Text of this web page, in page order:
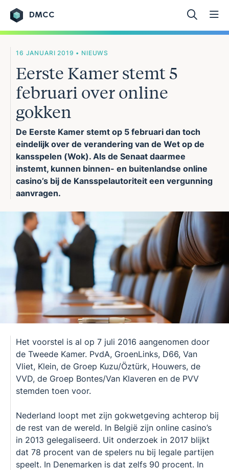
DMCC
16 JANUARI 2019 • NIEUWS
Eerste Kamer stemt 5
februari over online
gokken
De Eerste Kamer stemt op 5 februari dan toch
eindelijk over de verandering van de Wet op de
kansspelen (Wok). Als de Senaat daarmee
instemt, kunnen binnen- en buitenlandse online
casino’s bij de Kansspelautoriteit een vergunning
aanvragen.
Het voorstel is al op 7 juli 2016 aangenomen door
de Tweede Kamer. PvdA, GroenLinks, D66, Van
Vliet, Klein, de Groep Kuzu/Öztürk, Houwers, de
VVD, de Groep Bontes/Van Klaveren en de PVV
stemden toen voor.
Nederland loopt met zijn gokwetgeving achterop bij
de rest van de wereld. In België zijn online casino’s
in 2013 gelegaliseerd. Uit onderzoek in 2017 blijkt
dat 78 procent van de spelers nu bij legale partijen
speelt. In Denemarken is dat zelfs 90 procent. In